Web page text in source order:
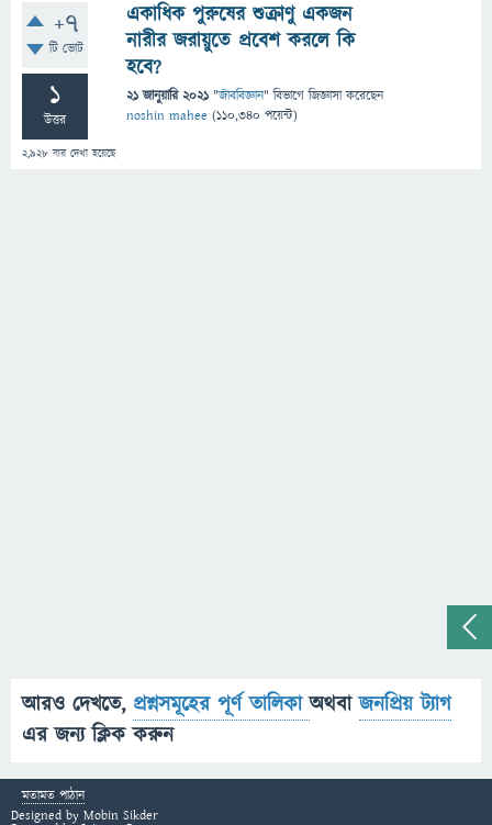
+7
টি ভোট
1
উত্তর
2,928 বার দেখা হয়েছে
একাধিক পুরুষের শুক্রাণু একজন
নারীর জরায়ুতে প্রবেশ করলে কি
হবে?
21 জানুয়ারি 2021 "জীববিজ্ঞান" বিভাগে জিজ্ঞাসাকরেছেন
noshin mahee (110,340 পয়েন্ট)
আরও দেখতে, প্রশ্নসমূহের পূর্ণ তালিকাঅথবাজনপ্রিয় ট্যাগ
এর জন্য ক্লিক করুন
মতামত পাঠান
Designed by Mobin Sikder